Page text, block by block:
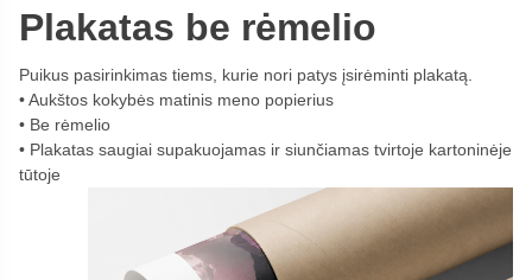
Plakatas be rėmelio
Puikus pasirinkimas tiems, kurie nori patys įsirėminti plakatą.
Aukštos kokybės matinis meno popierius
Be rėmelio
Plakatas saugiai supakuojamas ir siunčiamas tvirtoje kartoninėje
tūtoje